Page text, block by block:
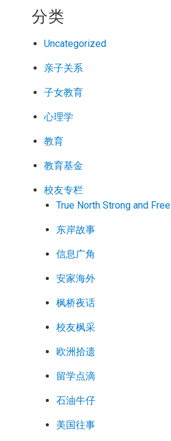
分类
Uncategorized
亲子关系
子女教育
心理学
教育
教育基金
校友专栏
True North Strong and Free
东岸故事
信息广角
安家海外
枫桥夜话
校友枫采
欧洲拾遗
留学点滴
石油牛仔
美国往事